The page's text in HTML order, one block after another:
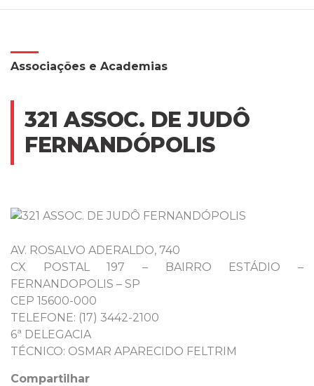
Associações e Academias
321 ASSOC. DE JUDÔ
FERNANDÓPOLIS
AV. ROSALVO ADERALDO, 740
CX POSTAL 197 – BAIRRO ESTÁDIO –
FERNANDOPOLIS – SP
CEP 15600-000
TELEFONE: (17) 3442-2100
6ª DELEGACIA
TÉCNICO: OSMAR APARECIDO FELTRIM
Compartilhar